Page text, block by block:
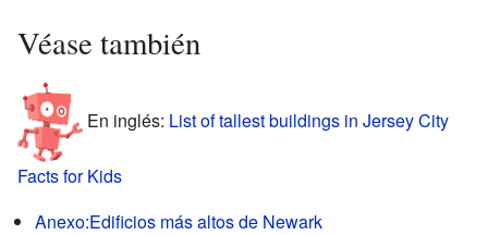
Véase también
En inglés: List of tallest buildings in Jersey City
Facts for Kids
Anexo:Edificios más altos de Newark